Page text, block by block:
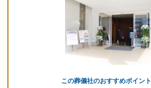
この葬儀社のおすすめポイント